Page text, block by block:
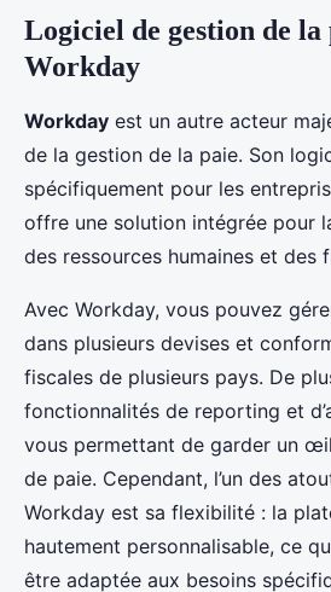
Logiciel de gestion de la
Workday
Workday est un autre acteur
de la gestion de la paie. Son
spécifiquement pour les
offre une solution intégrée pour
des ressources humaines et des
Avec Workday, vous pouvez
dans plusieurs devises et
fiscales de plusieurs pays. De
fonctionnalités de reporting et
vous permettant de garder un
de paie. Cependant, l’un des
Workday est sa flexibilité : la
hautement personnalisable, ce
être adaptée aux besoins